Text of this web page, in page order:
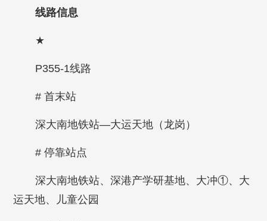
线路信息
★
P355-1线路
# 首末站
深大南地铁站—大运天地（龙岗）
# 停靠站点
深大南地铁站、深港产学研基地、大冲①、大
运天地、儿童公园